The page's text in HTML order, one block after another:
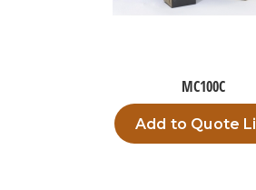
MC100C
Add to Quote